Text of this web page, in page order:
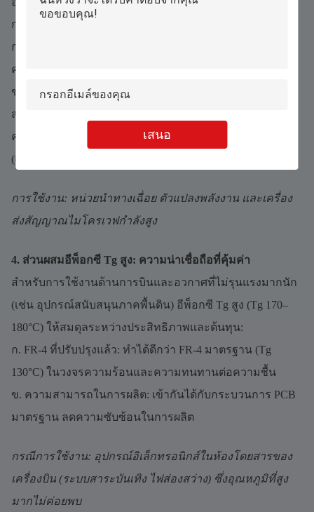
เสนอ
การใช้งานที่ความเสถียรของมิติเป็นสิ่งสำคัญ:
ก. CTE ต่ำ (6–8 ppm/°C): ตรงกับ CTE ของชิปซิลิคอน ลด
ความเครียดจากความร้อนบนข้อต่อบัดกรี
ข. การนำความร้อนสูง (3 W/m·K): กระจายความร้อนจาก
ส่วนประกอบที่ใช้พลังงานสูง เช่น เครื่องขยายเสียง RF
ค. ความแข็งแกร่ง: ทนต่อการบิดงอภายใต้การสั่นสะเทือน
(เหมาะสำหรับระบบนำวิถีขีปนาวุธ)
การใช้งาน: หน่วยนำทางเฉื่อย ตัวแปลงพลังงาน และเครื่อง
ส่งสัญญาณไมโครเวฟกำลังสูง
4. ส่วนผสมอีพ็อกซี Tg สูง: ความน่าเชื่อถือที่คุ้มค่า
สำหรับการใช้งานด้านการบินและอวกาศที่ไม่รุนแรงมากนัก
(เช่น อุปกรณ์สนับสนุนภาคพื้นดิน) อีพ็อกซี Tg สูง (Tg 170–
180°C) ให้สมดุลระหว่างประสิทธิภาพและต้นทุน:
ก. FR-4 ที่ปรับปรุงแล้ว: ทำได้ดีกว่า FR-4 มาตรฐาน (Tg
130°C) ในวงจรความร้อนและความทนทานต่อความชื้น
ข. ความสามารถในการผลิต: เข้ากันได้กับกระบวนการ PCB
มาตรฐาน ลดความซับซ้อนในการผลิต
กรณีการใช้งาน: อุปกรณ์อิเล็กทรอนิกส์ในห้องโดยสารของ
เครื่องบิน (ระบบสาระบันเทิง ไฟส่องสว่าง) ซึ่งอุณหภูมิที่สูง
มากไม่ค่อยพบ